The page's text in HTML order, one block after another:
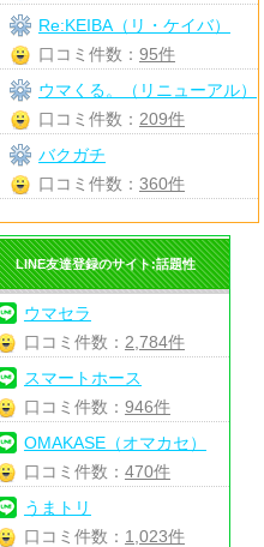
Re:KEIBA（リ・ケイバ）
口コミ件数： 95件
ウマくる。（リニューアル）
口コミ件数： 209件
バクガチ
口コミ件数： 360件
LINE友達登録のサイト:話題性
ウマセラ
口コミ件数： 2,784件
スマートホース
口コミ件数： 946件
OMAKASE（オマカセ）
口コミ件数： 470件
うまトリ
口コミ件数： 1,023件